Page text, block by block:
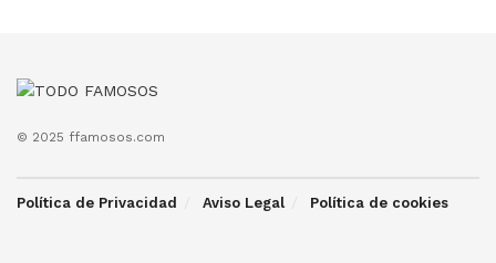
© 2025 ffamosos.com
Política de Privacidad Aviso Legal Política de cookies